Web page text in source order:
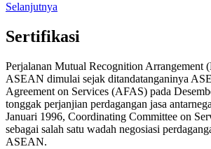
Selanjutnya
Sertifikasi
Perjalanan Mutual Recognition Arrangement
ASEAN dimulai sejak ditandatanganinya
Agreement on Services (AFAS) pada
tonggak perjanjian perdagangan jasa
Januari 1996, Coordinating Committee on
sebagai salah satu wadah negosiasi
ASEAN.